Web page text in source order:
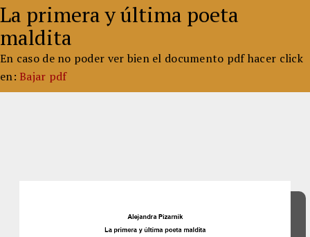
La primera y última poeta
maldita
En caso de no poder ver bien el documento pdf hacer click
en:Bajar pdf